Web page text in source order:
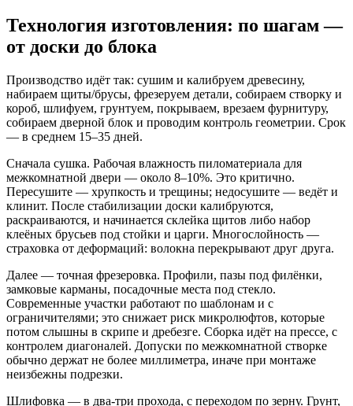
Технология изготовления: по шагам —
от доски до блока
Производство идёт так: сушим и калибруем древесину,
набираем щиты/брусы, фрезеруем детали, собираем створку и
короб, шлифуем, грунтуем, покрываем, врезаем фурнитуру,
собираем дверной блок и проводим контроль геометрии. Срок
— в среднем 15–35 дней.
Сначала сушка. Рабочая влажность пиломатериала для
межкомнатной двери — около 8–10%. Это критично.
Пересушите — хрупкость и трещины; недосушите — ведёт и
клинит. После стабилизации доски калибруются,
раскраиваются, и начинается склейка щитов либо набор
клеёных брусьев под стойки и царги. Многослойность —
страховка от деформаций: волокна перекрывают друг друга.
Далее — точная фрезеровка. Профили, пазы под филёнки,
замковые карманы, посадочные места под стекло.
Современные участки работают по шаблонам и с
ограничителями; это снижает риск микролюфтов, которые
потом слышны в скрипе и дребезге. Сборка идёт на прессе, с
контролем диагоналей. Допуски по межкомнатной створке
обычно держат не более миллиметра, иначе при монтаже
неизбежны подрезки.
Шлифовка — в два‑три прохода, с переходом по зерну. Грунт,